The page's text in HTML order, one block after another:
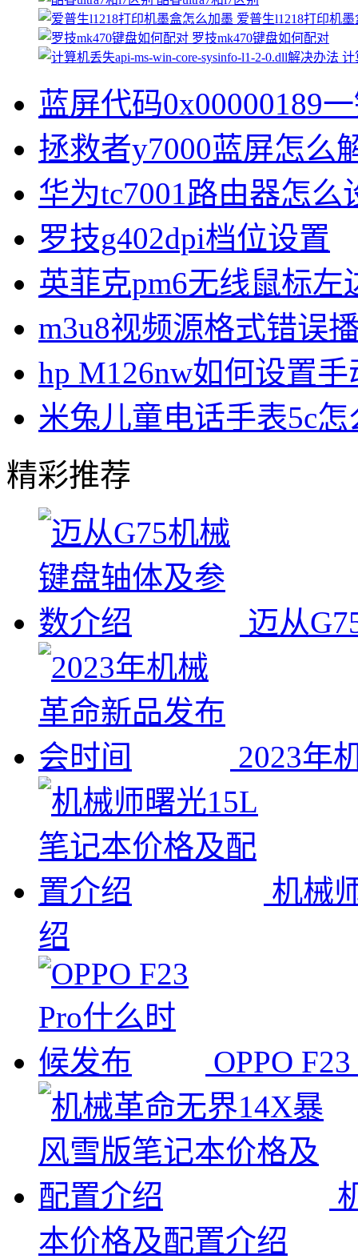
爱普生l1218打印机
罗技mk470键盘如何配对
计
蓝屏代码0x00000189
拯救者y7000蓝屏怎么
华为tc7001路由器怎么
罗技g402dpi档位设置
英菲克pm6无线鼠标左
m3u8视频源格式错误
hp M126nw如何设置
米兔儿童电话手表5c
精彩推荐
迈从
2023年
机械
绍
OPPO
本价格及配置介绍